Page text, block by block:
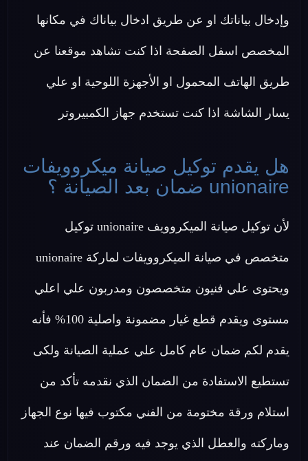
وإدخال بياناتك او عن طريق ادخال بياناك في مكانها
المخصص اسفل الصفحة اذا كنت تشاهد موقعنا عن
طريق الهاتف المحمول او الأجهزة اللوحية او علي
يسار الشاشة اذا كنت تستخدم جهاز الكمبيروتر
هل يقدم توكيل صيانة ميكروويفات
unionaire ضمان بعد الصيانة ؟
لأن توكيل صيانة الميكروويف unionaire توكيل
متخصص في صيانة الميكروويفات لماركة unionaire
ويحتوى علي فنيون متخصصون ومدربون علي اعلي
مستوى ويقدم قطع غيار مضمونة واصلية 100% فأنه
يقدم لكم ضمان عام كامل علي عملية الصيانة ولكى
تستطيع الاستفادة من الضمان الذي نقدمه تأكد من
استلام ورقة مختومة من الفني مكتوب فيها نوع الجهاز
وماركته والعطل الذي يوجد فيه ورقم الضمان عند